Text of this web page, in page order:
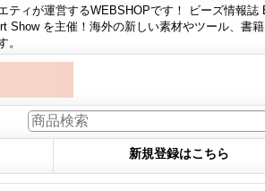
ティが運営するWEBSHOPです！ ビーズ情報
Show を主催！海外の新しい素材やツール、書
。
新規登録はこちら